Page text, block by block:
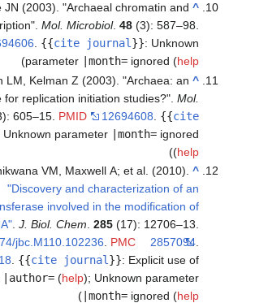
^
JN (2003). "Archaeal chromatin and
Mol. Microbiol.48 (3): 587–98.
{{cite journal }}: Unknown
parameter
|month= ignored (help
)
^
LM, Kelman Z (2003). "Archaea: an
for replication initiation studies?".Mol.
605–15. PMID 12694608 {{cite
Unknown parameter |month= ignored
(help
)
^
VM, Maxwell A; et al. (2010).
"Discovery and characterization of an
involved in the modification of
.J. Biol. Chem .285 (17): 12706–13.
jbc.M110.102236 PMC 2857094
{{cite journal }}: Explicit use of
|author= (help); Unknown parameter
|month= ignored (help
)